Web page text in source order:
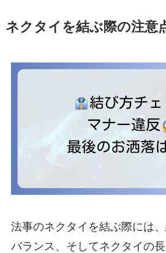
ネクタイを結ぶ際の注意
法事のネクタイを結ぶ際には
バランス、そしてネクタイの